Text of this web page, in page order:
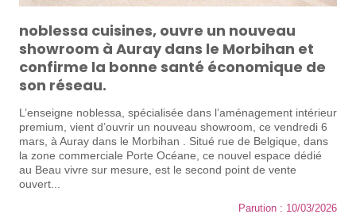
noblessa cuisines, ouvre un nouveau
showroom à Auray dans le Morbihan et
confirme la bonne santé économique de
son réseau.
L’enseigne noblessa, spécialisée dans l’aménagement intérieur
premium, vient d’ouvrir un nouveau showroom, ce vendredi 6
mars, à Auray dans le Morbihan . Situé rue de Belgique, dans
la zone commerciale Porte Océane, ce nouvel espace dédié
au Beau vivre sur mesure, est le second point de vente
ouvert...
Parution : 10/03/2026